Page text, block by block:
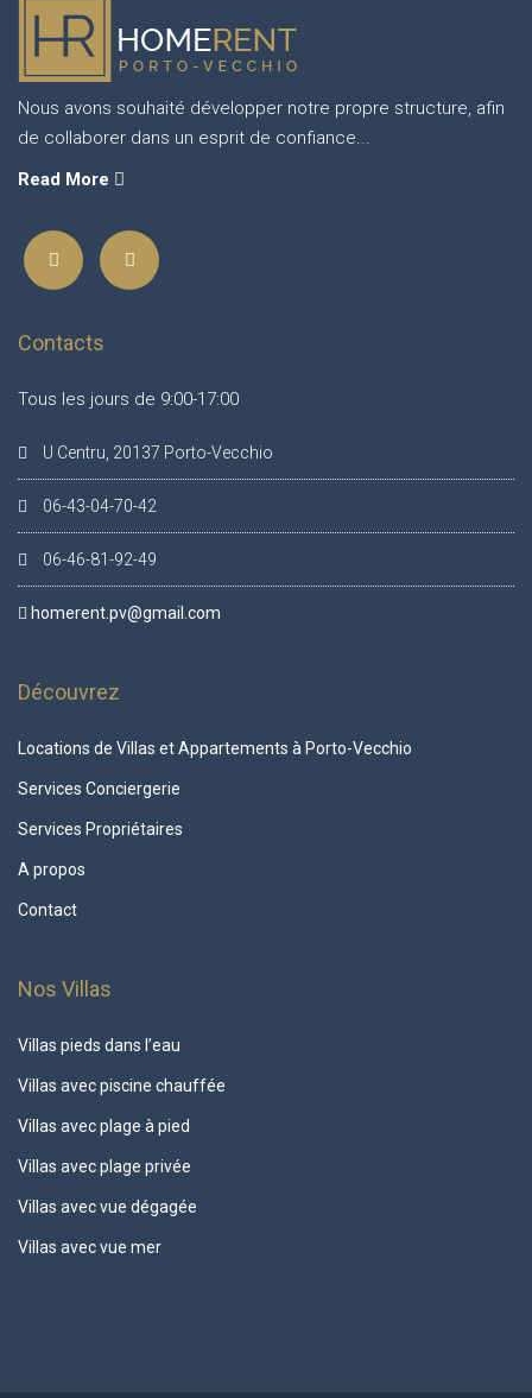
Nous avons souhaité développer notre propre structure, afin
de collaborer dans un esprit de confiance...
Read More
Contacts
Tous les jours de 9:00-17:00
U Centru, 20137 Porto-Vecchio
06-43-04-70-42
06-46-81-92-49
homerent.pv@gmail.com
Découvrez
Locations de Villas et Appartements à Porto-Vecchio
Services Conciergerie
Services Propriétaires
A propos
Contact
Nos Villas
Villas pieds dans l’eau
Villas avec piscine chauffée
Villas avec plage à pied
Villas avec plage privée
Villas avec vue dégagée
Villas avec vue mer